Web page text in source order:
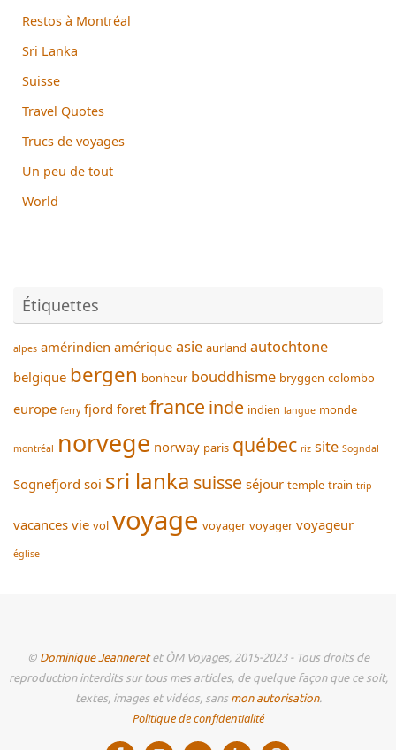
Restos à Montréal
Sri Lanka
Suisse
Travel Quotes
Trucs de voyages
Un peu de tout
World
Étiquettes
alpes amérindien amérique asie aurland autochtone
belgique bergen bonheur bouddhisme bryggen colombo
europe ferry fjord foret france inde indien langue monde
montréal norvege norway paris québec riz site Sogndal
Sognefjord soi sri lanka suisse séjour temple train trip
vacances vie vol voyage voyager voyager voyageur
église
© Dominique Jeanneretet ÔM Voyages, 2015-2023 - Tous droits de
reproduction interdits sur tous mes articles, de quelque façon que ce soit,
textes, images et vidéos, sans mon autorisation.
Politique de confidentialité